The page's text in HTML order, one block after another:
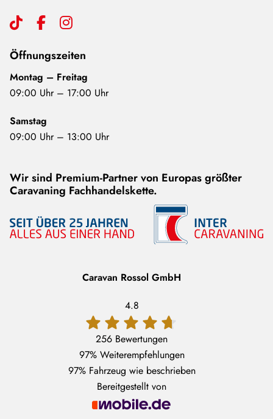
Öffnungszeiten
Montag – Freitag
09:00 Uhr – 17:00 Uhr
Samstag
09:00 Uhr – 13:00 Uhr
Wir sind Premium-Partner von Europas größter
Caravaning Fachhandelskette.
Caravan Rossol GmbH
4.8
256 Bewertungen
97%Weiterempfehlungen
97%Fahrzeug wie beschrieben
Bereitgestellt von